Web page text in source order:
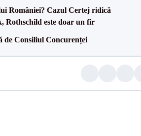
României? Cazul Certej ridică
Rothschild este doar un fir
de Consiliul Concurenței